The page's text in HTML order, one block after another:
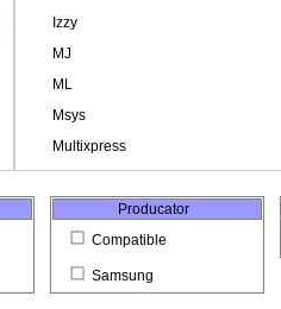
Producator
Compatible
Samsung